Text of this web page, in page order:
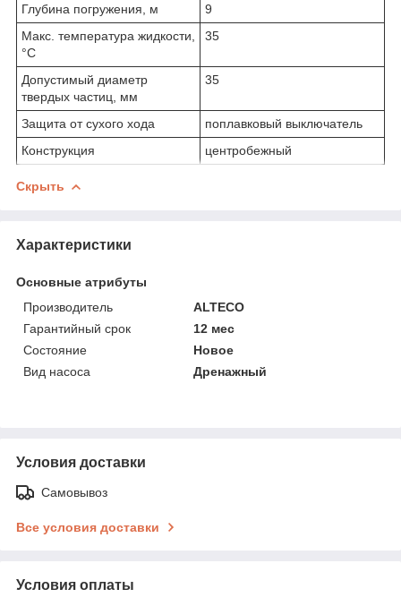
Глубина погружения, м
9
Макс. температура жидкости,
°С
35
Допустимый диаметр
твердых частиц, мм
35
Защита от сухого хода
поплавковый выключатель
Конструкция
центробежный
Скрыть
Характеристики
Основные атрибуты
Производитель
ALTECO
Гарантийный срок
12 мес
Состояние
Новое
Вид насоса
Дренажный
Условия доставки
Самовывоз
Все условия доставки
Условия оплаты